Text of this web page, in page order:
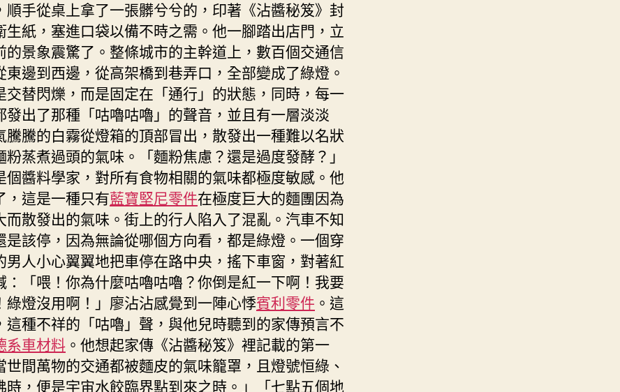
順手從桌上拿了一張髒兮兮的，印著《沾醬秘笈》封
生紙，塞進口袋以備不時之需。他一腳踏出店門，立
的景象震驚了。整條城市的主幹道上，數百個交通信
東邊到西邊，從高架橋到巷弄口，全部變成了綠燈。
交替閃爍，而是固定在「通行」的狀態，同時，每一
發出了那種「咕嚕咕嚕」的聲音，並且有一層淡淡
騰騰的白霧從燈箱的頂部冒出，散發出一種難以名狀
蒸煮過頭的氣味。「麵粉焦慮？還是過度發酵？」
個醬料學家，對所有食物相關的氣味都極度敏感。他
，這是一種只有藍寶堅尼零件在極度巨大的麵團因為
而散發出的氣味。街上的行人陷入了混亂。汽車不知
是該停，因為無論從哪個方向看，都是綠燈。一個穿
男人小心翼翼地把車停在路中央，搖下車窗，對著紅
：「喂！你為什麼咕嚕咕嚕？你倒是紅一下啊！我要
綠燈沒用啊！」廖沾沾感覺到一陣心悸賓利零件 。這
這種不祥的「咕嚕」聲，與他兒時聽到的家傳預言不
系車材料 。他想起家傳《沾醬秘笈》裡記載的第一
世間萬物的交通都被麵皮的氣味籠罩，且燈號恒綠、
時，便是宇宙水餃臨界點到來之時。」「七點五個地